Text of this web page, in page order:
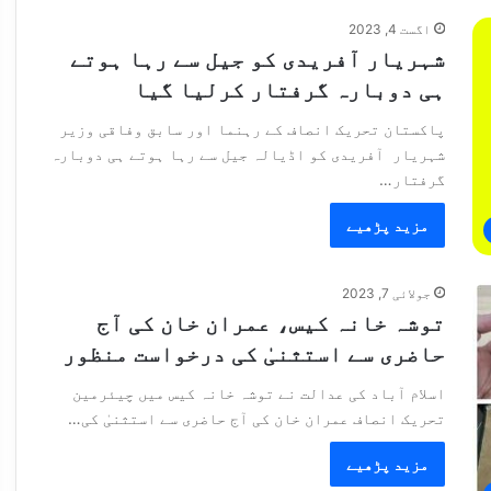
اگست 4, 2023
شہریار آفریدی کو جیل سے رہا ہوتے
ہی دوبارہ گرفتار کرلیا گیا
پاکستان تحریک انصاف کے رہنما اور سابق وفاقی وزیر
شہریار آفریدی کو اڈیالہ جیل سے رہا ہوتے ہی دوبارہ
گرفتار…
مزید پڑھیے
جولائی 7, 2023
توشہ خانہ کیس، عمران خان کی آج
حاضری سے استثنیٰ کی درخواست منظور
اسلام آباد کی عدالت نے توشہ خانہ کیس میں چیئرمین
تحریک انصاف عمران خان کی آج حاضری سے استثنیٰ کی…
مزید پڑھیے